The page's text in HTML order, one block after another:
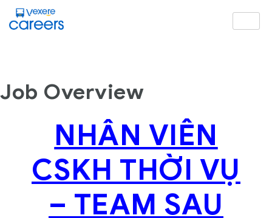
Job Overview
NHÂN VIÊN
CSKH THỜI VỤ
– TEAM SAU